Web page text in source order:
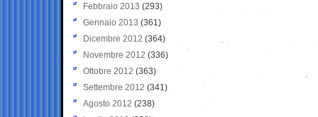
Febbraio 2013 (293)
Gennaio 2013 (361)
Dicembre 2012 (364)
Novembre 2012 (336)
Ottobre 2012 (363)
Settembre 2012 (341)
Agosto 2012 (238)